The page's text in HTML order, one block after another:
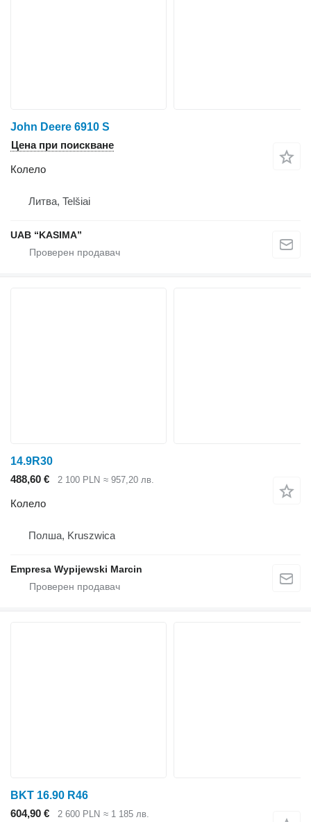
John Deere 6910 S
Цена при поискване
Колело
Литва, Telšiai
UAB “KASIMA”
14.9R30
488,60 €
2 100 PLN ≈ 957,20 лв.
Колело
Полша, Kruszwica
Empresa Wypijewski Marcin
BKT 16.90 R46
604,90 €
2 600 PLN ≈ 1 185 лв.